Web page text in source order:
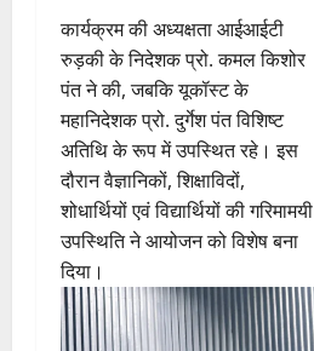
कार्यक्रम की अध्यक्षता आईआईटी
रुड़की के निदेशक प्रो. कमल किशोर
पंत ने की, जबकि यूकॉस्ट के
महानिदेशक प्रो. दुर्गेश पंत विशिष्ट
अतिथि के रूप में उपस्थित रहे। इस
दौरान वैज्ञानिकों, शिक्षाविदों,
शोधार्थियों एवं विद्यार्थियों की गरिमामयी
उपस्थिति ने आयोजन को विशेष बना
दिया।